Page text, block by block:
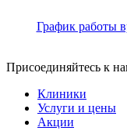
График работы
Присоединяйтесь к
Клиники
Услуги и цены
Акции